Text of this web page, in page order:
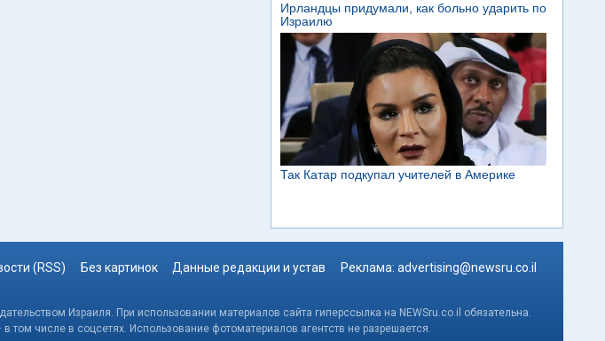
(RSS) Без картинок Данные редакции и устав Реклама: advertising@newsru.co.il
Израиля. При использовании материалов сайта гиперссылка на NEWSru.co.il обязательна.
числе в соцсетях. Использование фотоматериалов агентств не разрешается.